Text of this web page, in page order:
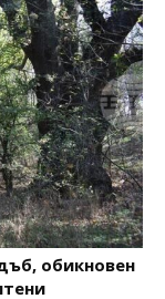
обикновен